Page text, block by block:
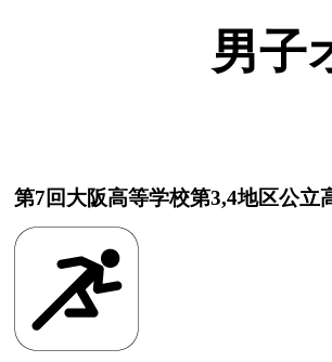
男子
第7回大阪高等学校第3,4地区公立